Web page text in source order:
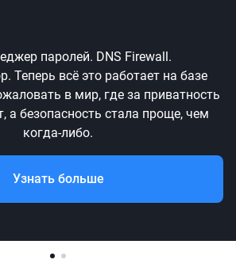
паролей. DNS Firewall.
Теперь всё это работает на базе
в мир, где за приватность
а безопасность стала проще, чем
когда-либо.
Узнать больше